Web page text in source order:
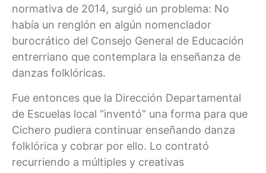
normativa de 2014, surgió un problema: No
había un renglón en algún nomenclador
burocrático del Consejo General de Educación
entrerriano que contemplara la enseñanza de
danzas folklóricas.
Fue entonces que la Dirección Departamental
de Escuelas local “inventó” una forma para que
Cichero pudiera continuar enseñando danza
folklórica y cobrar por ello. Lo contrató
recurriendo a múltiples y creativas